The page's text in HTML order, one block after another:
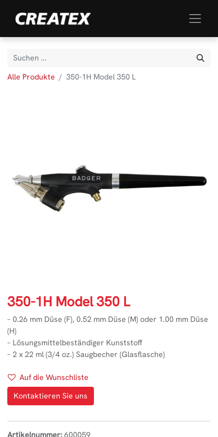
Alle Produkte 350-1H Model 350 L
350-1H Model 350 L
– 0.26 mm Düse (F), 0.52 mm Düse (M) oder 1.00 mm Düse
(H)
– Lösungsmittelbeständiger Kunststoff
– 2 x 22 ml (3/4 oz.) Saugbecher (Glasflasche)
Auf die Wunschliste
Kontaktieren Sie uns
Artikelnummer:600059